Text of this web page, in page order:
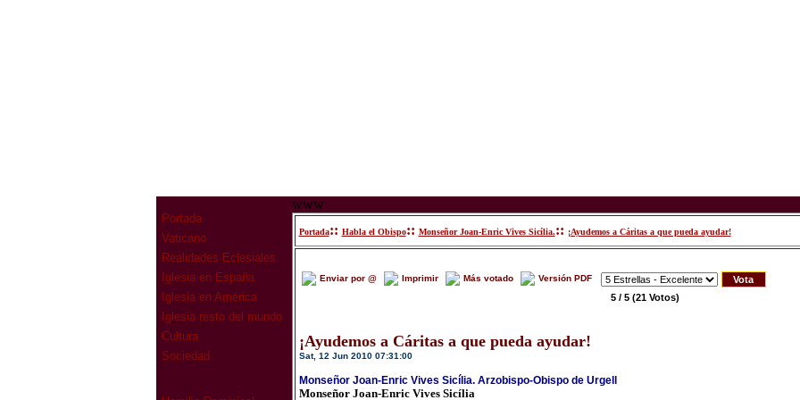
Portada
Vaticano
Realidades Eclesiales
Iglesia en España
Iglesia en América
Iglesia resto del mundo
Cultura
Sociedad
www
Portada:: Habla el Obispo:: Monseñor Joan-Enric Vives Sicília.:: ¡Ayudemos a Cáritas a que pueda ayudar!
Enviar por @ Imprimir Más votado Versión PDF
5 / 5 (21 Votos)
¡Ayudemos a Cáritas a que pueda ayudar!
Sat, 12 Jun 2010 07:31:00
Monseñor Joan-Enric Vives Sicília. Arzobispo-Obispo de Urgell
Monseñor Joan-Enric Vives Sicília